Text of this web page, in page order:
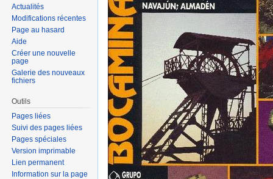
Actualités
Modifications récentes
Page au hasard
Aide
Créer une nouvelle
page
Galerie des nouveaux
fichiers
Outils
Pages liées
Suivi des pages liées
Pages spéciales
Version imprimable
Lien permanent
Information sur la page